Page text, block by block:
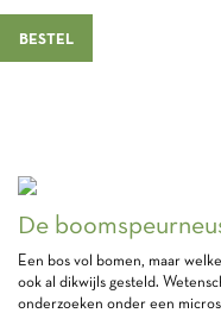
BESTEL
De
Een bos vol bomen, maar
ook al dikwijls gesteld.
onderzoeken onder een